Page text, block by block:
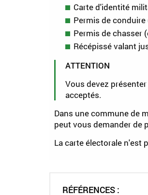
Carte d'identité
Permis de
Permis de chasser
Récépissé valant
ATTENTION
Vous devez
acceptés.
Dans une commune de
peut vous demander de
La carte électorale n'est
RÉFÉRENCES :